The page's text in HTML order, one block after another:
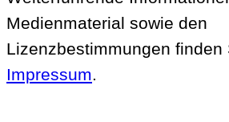
Medienmaterial sowie den
Lizenzbestimmungen finden
Impressum.